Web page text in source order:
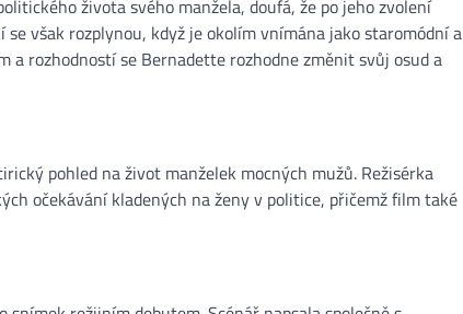
života svého manžela, doufá, že po jeho zvolení
však rozplynou, když je okolím vnímána jako staromódní a
rozhodností se Bernadette rozhodne změnit svůj osud a
pohled na život manželek mocných mužů. Režisérka
očekávání kladených na ženy v politice, přičemž film také